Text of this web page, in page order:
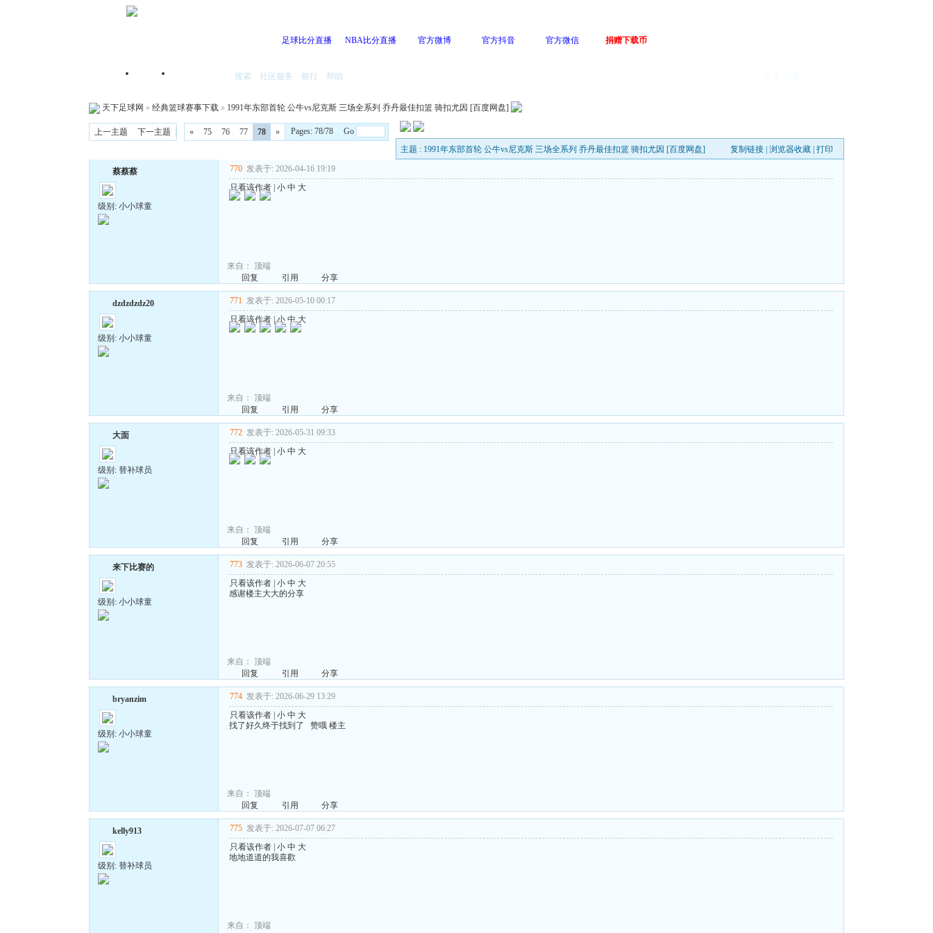
足球比分直播 NBA比分直播 官方微博 官方抖音 官方微信 捐赠下载币
首页 搜索 社区服务 银行 帮助
天下足球网 » 经典篮球赛事下载 » 1991年东部首轮 公牛vs尼克斯 三场全系列 乔丹最佳扣篮 骑扣尤因 [百度网盘]
上一主题 下一主题 « 75 76 77 78 »
Pages: 78/78 Go
主题 : 1991年东部首轮 公牛vs尼克斯 三场全系列 乔丹最佳扣篮 骑扣尤因 [百度网盘]
复制链接| 浏览器收藏| 打印
蔡蔡蔡
级别: 小小球童
770 发表于: 2026-04-16 19:19
只看该作者| 小 中 大
来自： 顶端
回复
引用 分享
dzdzdzdz20
级别: 小小球童
771 发表于: 2026-05-10 00:17
只看该作者|小 中 大
来自： 顶端
回复
引用 分享
大面
级别: 替补球员
772 发表于: 2026-05-31 09:33
只看该作者| 小 中 大
来自： 顶端
回复
引用 分享
来下比赛的
级别: 小小球童
773 发表于: 2026-06-07 20:55
只看该作者| 小 中 大
感谢楼主大大的分享
来自： 顶端
回复
引用 分享
bryanzim
级别: 小小球童
774 发表于: 2026-06-29 13:29
只看该作者| 小 中 大
找了好久终于找到了 赞哦 楼主
来自： 顶端
回复
引用 分享
kelly913
级别: 替补球员
775 发表于: 2026-07-07 06:27
只看该作者| 小 中 大
地地道道的我喜歡
来自： 顶端